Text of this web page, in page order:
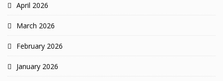
April 2026
March 2026
February 2026
January 2026